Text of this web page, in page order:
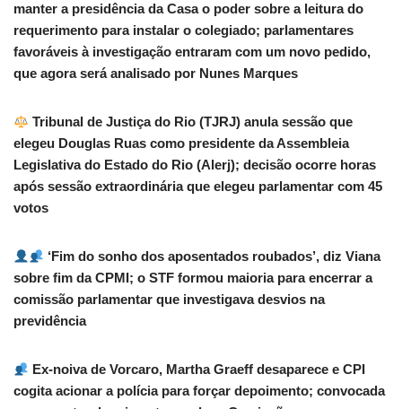
manter a presidência da Casa o poder sobre a leitura do
requerimento para instalar o colegiado; parlamentares
favoráveis à investigação entraram com um novo pedido,
que agora será analisado por Nunes Marques
Tribunal de Justiça do Rio (TJRJ) anula sessão que
elegeu Douglas Ruas como presidente da Assembleia
Legislativa do Estado do Rio (Alerj); decisão ocorre horas
após sessão extraordinária que elegeu parlamentar com 45
votos
‘Fim do sonho dos aposentados roubados’, diz Viana
sobre fim da CPMI; o STF formou maioria para encerrar a
comissão parlamentar que investigava desvios na
previdência
Ex-noiva de Vorcaro, Martha Graeff desaparece e CPI
cogita acionar a polícia para forçar depoimento; convocada